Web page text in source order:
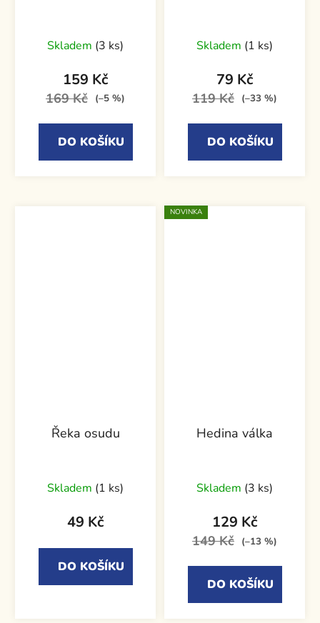
Skladem (3 ks)
159 Kč
169 Kč (–5 %)
DO KOŠÍKU
Skladem (1 ks)
79 Kč
119 Kč (–33 %)
DO KOŠÍKU
Řeka osudu
Skladem (1 ks)
49 Kč
DO KOŠÍKU
NOVINKA
Hedina válka
Skladem (3 ks)
129 Kč
149 Kč (–13 %)
DO KOŠÍKU